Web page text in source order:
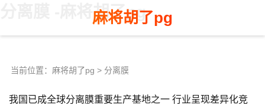
分离膜 -麻将胡了pg
麻将胡了pg
当前位置： 麻将胡了pg > 分离膜
我国已成全球分离膜重要生产基地之一 行业呈现差异化竞